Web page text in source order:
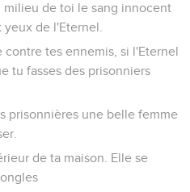
milieu de toi le sang innocent
de l'Eternel.
contre tes ennemis, si l'Eternel
tu fasses des prisonniers
prisonnières une belle femme
de ta maison. Elle se